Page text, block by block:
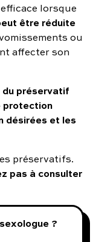
lorsque
être réduite
ou
affecter son
du préservatif
protection
désirées et les
préservatifs.
pas à consulter
?